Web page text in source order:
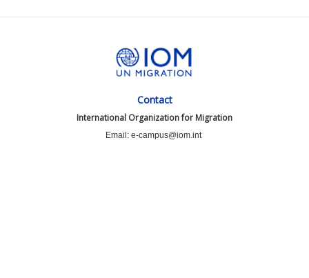
Contact
International Organization for Migration
Email: e-campus@iom.int